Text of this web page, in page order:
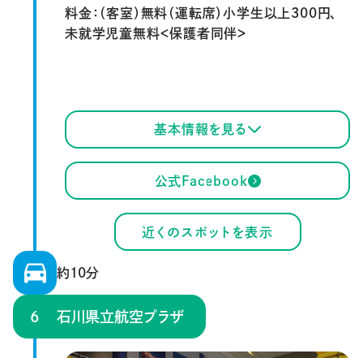
料金：（客室）無料（運転席）小学生以上300円、
未就学児童無料＜保護者同伴＞
基本情報を見る
公式Facebook
近くのスポットを表示
約10分
石川県立航空プラザ